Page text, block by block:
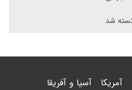
شد
آمریکا آسیا و آفریقا